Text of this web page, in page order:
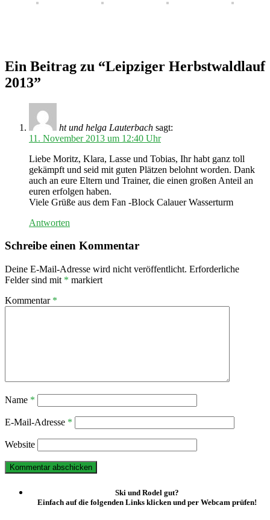
Ein Beitrag zu “Leipziger Herbstwaldlauf
2013”
ht und helga Lauterbach sagt:
11. November 2013 um 12:40 Uhr
Liebe Moritz, Klara, Lasse und Tobias, Ihr habt ganz toll
gekämpft und seid mit guten Plätzen belohnt worden. Dank
auch an eure Eltern und Trainer, die einen großen Anteil an
euren erfolgen haben.
Viele Grüße aus dem Fan -Block Calauer Wasserturm
Antworten
Schreibe einen Kommentar
Deine E-Mail-Adresse wird nicht veröffentlicht. Erforderliche
Felder sind mit * markiert
Kommentar *
Name *
E-Mail-Adresse *
Website
Ski und Rodel gut?
Einfach auf die folgenden Links klicken und per Webcam prüfen!